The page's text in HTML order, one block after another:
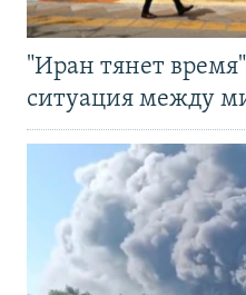
"Иран тянет
ситуация между